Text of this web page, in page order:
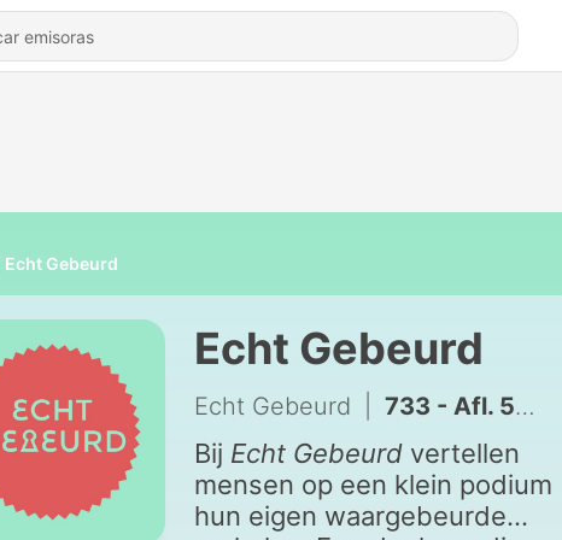
Echt Gebeurd
Echt Gebeurd
Echt Gebeurd 733 - Afl. 575 Puberdagboek: Christine Margés
Bij Echt Gebeurdvertellen
mensen op een klein podium
hun eigen waargebeurde